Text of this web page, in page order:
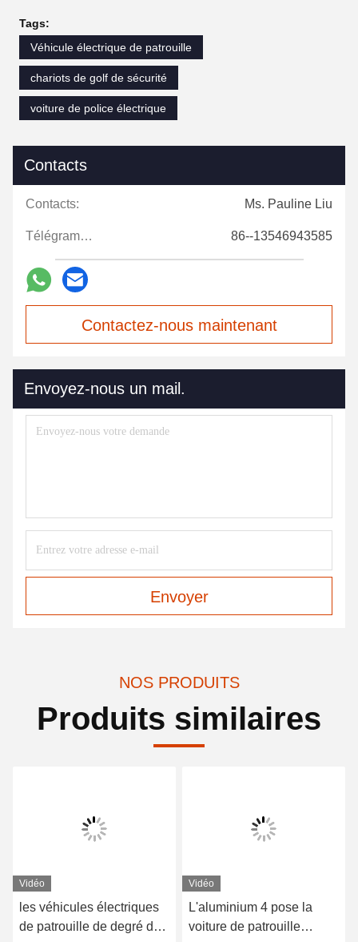
Tags:
Véhicule électrique de patrouille
chariots de golf de sécurité
voiture de police électrique
Contacts
Contacts: Ms. Pauline Liu
Télégramme: 86--13546943585
Contactez-nous maintenant
Envoyez-nous un mail.
Envoyer
NOS PRODUITS
Produits similaires
Vidéo
les véhicules électriques
de patrouille de degré de
Vidéo
L'aluminium 4 pose la
voiture de patrouille